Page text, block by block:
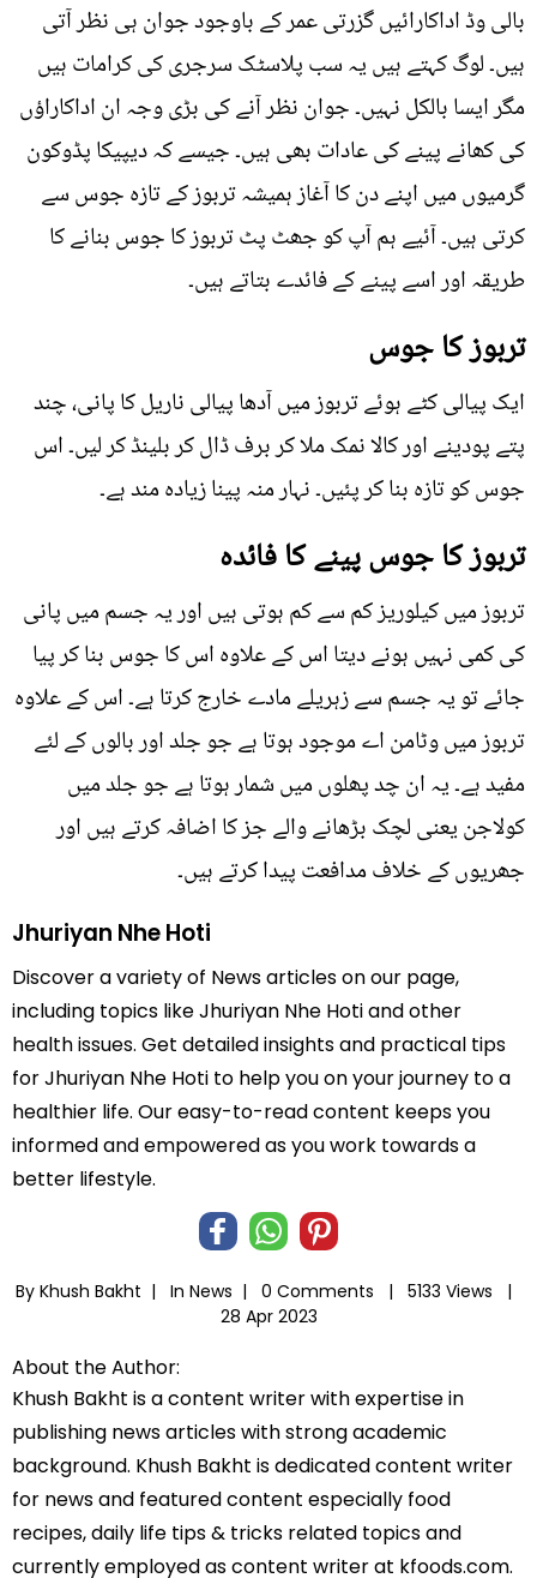
بالی وڈ اداکارائیں گزرتی عمر کے باوجود جوان ہی نظر آتی
ہیں۔ لوگ کہتے ہیں یہ سب پلاسٹک سرجری کی کرامات ہیں
مگر ایسا بالکل نہیں۔ جوان نظر آنے کی بڑی وجہ ان اداکاراؤں
کی کھانے پینے کی عادات بھی ہیں۔ جیسے کہ دیپیکا پڈوکون
گرمیوں میں اپنے دن کا آغاز ہمیشہ تربوز کے تازہ جوس سے
کرتی ہیں۔ آئیے ہم آپ کو جھٹ پٹ تربوز کا جوس بنانے کا
طریقہ اور اسے پینے کے فائدے بتاتے ہیں۔
تربوز کا جوس
ایک پیالی کٹے ہوئے تربوز میں آدھا پیالی ناریل کا پانی، چند
پتے پودینے اور کالا نمک ملا کر برف ڈال کر بلینڈ کر لیں۔ اس
جوس کو تازہ بنا کر پئیں۔ نہار منہ پینا زیادہ مند ہے۔
تربوز کا جوس پینے کا فائدہ
تربوز میں کیلوریز کم سے کم ہوتی ہیں اور یہ جسم میں پانی
کی کمی نہیں ہونے دیتا اس کے علاوہ اس کا جوس بنا کر پیا
جائے تو یہ جسم سے زہریلے مادے خارج کرتا ہے۔ اس کے علاوہ
تربوز میں وٹامن اے موجود ہوتا ہے جو جلد اور بالوں کے لئے
مفید ہے۔ یہ ان چد پھلوں میں شمار ہوتا ہے جو جلد میں
کولاجن یعنی لچک بڑھانے والے جز کا اضافہ کرتے ہیں اور
جھریوں کے خلاف مدافعت پیدا کرتے ہیں۔
Jhuriyan Nhe Hoti
Discover a variety of News articles on our page,
including topics like Jhuriyan Nhe Hoti and other
health issues. Get detailed insights and practical tips
for Jhuriyan Nhe Hoti to help you on your journey to a
healthier life. Our easy-to-read content keeps you
informed and empowered as you work towards a
better lifestyle.
By Khush Bakht | In News | 0 Comments |
5133 Views |
28 Apr 2023
About the Author:
Khush Bakht is a content writer with expertise in
publishing news articles with strong academic
background. Khush Bakht is dedicated content writer
for news and featured content especially food
recipes, daily life tips & tricks related topics and
currently employed as content writer at kfoods.com.